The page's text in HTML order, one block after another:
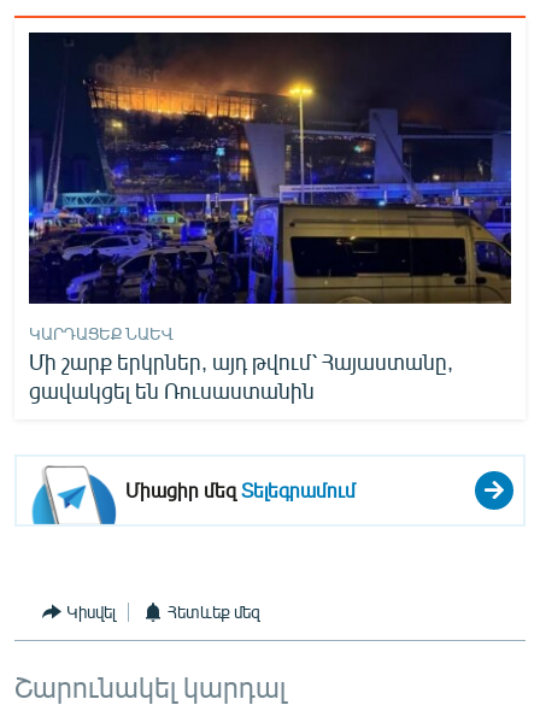
ԿԱՐԴԱՑԵՔ ՆԱԵՎ
Մի շարք երկրներ, այդ թվում՝ Հայաստանը,
ցավակցել են Ռուսաստանին
Միացիր մեզՏելեգրամում
Կիսվել Հետևեք մեզ
Շարունակել կարդալ